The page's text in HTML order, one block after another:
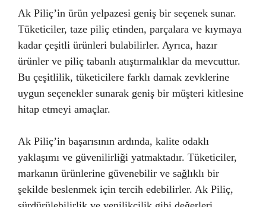
Ak Piliç’in ürün yelpazesi geniş bir seçenek sunar.
Tüketiciler, taze piliç etinden, parçalara ve kıymaya
kadar çeşitli ürünleri bulabilirler. Ayrıca, hazır
ürünler ve piliç tabanlı atıştırmalıklar da mevcuttur.
Bu çeşitlilik, tüketicilere farklı damak zevklerine
uygun seçenekler sunarak geniş bir müşteri kitlesine
hitap etmeyi amaçlar.
Ak Piliç’in başarısının ardında, kalite odaklı
yaklaşımı ve güvenilirliği yatmaktadır. Tüketiciler,
markanın ürünlerine güvenebilir ve sağlıklı bir
şekilde beslenmek için tercih edebilirler. Ak Piliç,